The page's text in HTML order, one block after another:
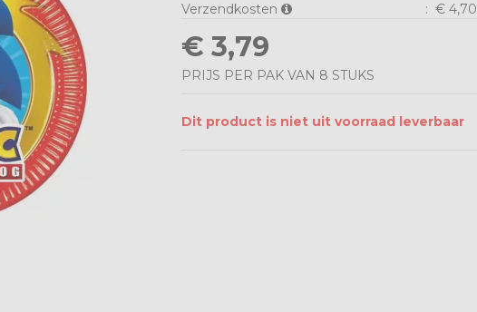
Verzendkosten
: € 4,70
€ 3,79
PRIJS PER PAK VAN 8 STUKS
Dit product is niet uit voorraad leverbaar